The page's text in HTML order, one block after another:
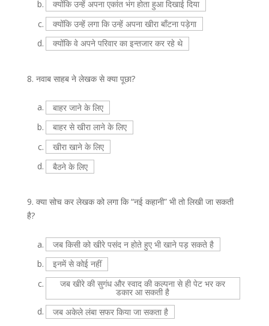
b.
क्योंकि उन्हें अपना एकांत भंग होता हुआ दिखाई दिया
c.
क्योंकि उन्हें लगा कि उन्हें अपना खीरा बाँटना पड़ेगा
d.
क्योंकि वे अपने परिवार का इन्तजार कर रहे थे
8. नवाब साहब ने लेखक से क्या पूछा?
a.
बाहर जाने के लिए
b.
बाहर से खीरा लाने के लिए
c.
खीरा खाने के लिए
d.
बैठने के लिए
9. क्या सोच कर लेखक को लगा कि “नई कहानी” भी तो लिखी जा सकती
है?
a.
जब किसी को खीरे पसंद न होते हुए भी खाने पड़ सकते है
b.
इनमें से कोई नहीं
c.
जब खीरे की सुगंध और स्वाद की कल्पना से ही पेट भर कर
डकार आ सकती है
d.
जब अकेले लंबा सफर किया जा सकता है